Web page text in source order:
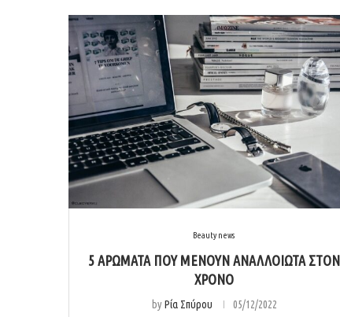
Beauty news
5 ΑΡΩΜΑΤΑ ΠΟΥ ΜΕΝΟΥΝ ΑΝΑΛΛΟΙΩΤΑ ΣΤΟΝ
ΧΡΟΝΟ
byΡία Σπύρου 05/12/2022